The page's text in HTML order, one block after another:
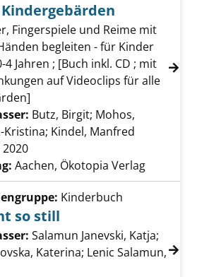
Details von Singen, spielen,
Fingerspiele und Reime mit
begleiten - für Kinder
4 Jahren ; [Buch inkl. CD ; mit
auf Videoclips für alle
Butz, Birgit; Mohos,
Kristina; Kindel, Manfred
2020
Aachen, Ökotopia Verlag
Details von Nicht so still anzeigen
Kinderbuch
so still
Salamun Janevski, Katja;
Katerina; Lenic Salamun,